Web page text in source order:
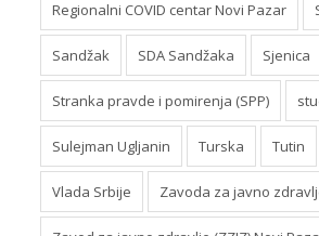
Regionalni COVID centar Novi Pazar
Sandžak SDA Sandžaka Sjenica
Stranka pravde i pomirenja (SPP)
Sulejman Ugljanin Turska Tutin
Vlada Srbije Zavoda za javno